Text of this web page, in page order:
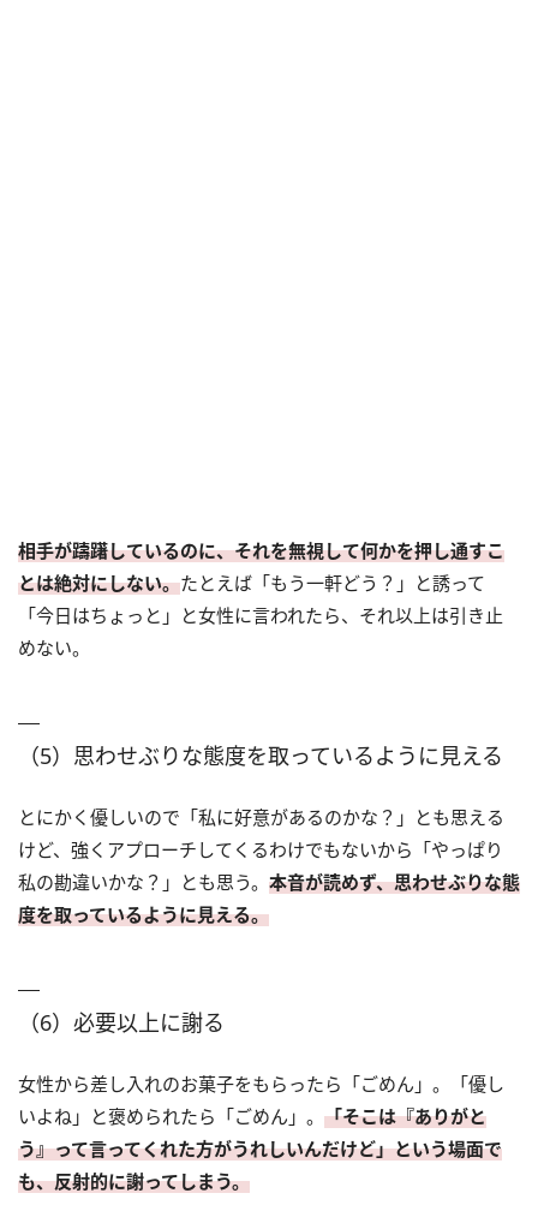
相手が躊躇しているのに、それを無視して何かを押し通すこ
とは絶対にしない。たとえば「もう一軒どう？」と誘って
「今日はちょっと」と女性に言われたら、それ以上は引き止
めない。
（5）思わせぶりな態度を取っているように見える
とにかく優しいので「私に好意があるのかな？」とも思える
けど、強くアプローチしてくるわけでもないから「やっぱり
私の勘違いかな？」とも思う。 本音が読めず、思わせぶりな態
度を取っているように見える。
（6）必要以上に謝る
女性から差し入れのお菓子をもらったら「ごめん」。「優し
いよね」と褒められたら「ごめん」。 「そこは『ありがと
う』って言ってくれた方がうれしいんだけど」という場面で
も、反射的に謝ってしまう。